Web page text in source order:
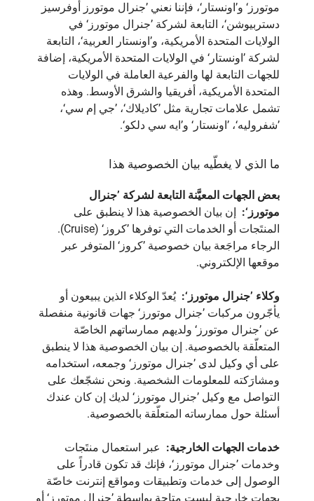
موتورز‘ و’اونستار‘، فإننا نعني ’جنرال موتورز أوفرسيز
دستربيوشن‘، التابعة لشركة ’جنرال موتورز‘ في
الولايات المتحدة الأمريكية، و’اونستار العربية‘، التابعة
لشركة ’اونستار‘ في الولايات المتحدة الأمريكية، إضافة
للجهات التابعة لها والفرعية العاملة في الولايات
المتحدة الأمريكية، أفريقيا والشرق الأوسط. وهذه
تشمل علامات تجارية مثل ’كاديلاك‘، ’جي إم سي‘،
’شفروليه‘، ’اونستار‘ و’ايه سي دلكو‘.
ما الذي لا يغطّيه بيان الخصوصية هذا
بعض الجهات المعيَّنة التابعة لشركة ’جنرال
موتورز‘:إن بيان الخصوصية هذا لا ينطبق على
المنتَجات أو الخدمات التي توفرها ’كروز‘ (Cruise).
الرجاء مراجَعة بيان خصوصية ’كروز‘ المتوفر عبر
موقعها الإلكتروني.
وكلاء ’جنرال موتورز‘:يُعدّ الوكلاء الذين يبيعون أو
يأجّرون مركبات ’جنرال موتورز‘ جهات قانونية منفصلة
عن ’جنرال موتورز‘ ولديهم ممارساتهم الخاصّة
المتعلّقة بالخصوصية. إن بيان الخصوصية هذا لا ينطبق
على أي وكيل لدى ’جنرال موتورز‘ وجمعه، استخدامه
ومشارَكته للمعلومات الشخصية. ونحن نشجّعك على
التواصل مع وكيل ’جنرال موتورز‘ لديك إن كان عندك
أسئلة حول ممارساته المتعلّقة بالخصوصية.
خدمات الجهات الخارجية:عبر استعمال منتَجات
وخدمات ’جنرال موتورز‘، فإنك قد تكون قادراً على
الوصول إلى خدمات وتطبيقات ومواقع إنترنت خاصّة
بجهات خارجية ليست متاحة بواسطة ’جنرال موتورز‘ أو